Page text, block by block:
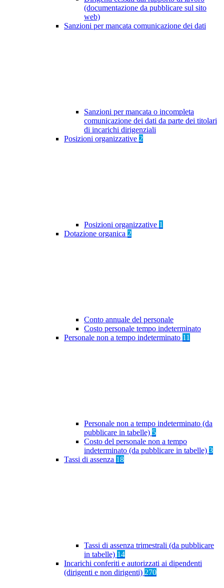
(documentazione da pubblicare sul sito
web)
Sanzioni per mancata comunicazione dei dati
Sanzioni per mancata o incompleta
comunicazione dei dati da parte dei titolari
di incarichi dirigenziali
Posizioni organizzative 2
Posizioni organizzative 1
Dotazione organica 2
Conto annuale del personale
Costo personale tempo indeterminato
Personale non a tempo indeterminato 11
Personale non a tempo indeterminato (da
pubblicare in tabelle) 5
Costo del personale non a tempo
indeterminato (da pubblicare in tabelle) 3
Tassi di assenza 18
Tassi di assenza trimestrali (da pubblicare
in tabelle) 14
Incarichi conferiti e autorizzati ai dipendenti
(dirigenti e non dirigenti) 270